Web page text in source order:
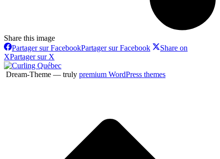
Share this image
Partager sur FacebookPartager sur Facebook
Share on
XPartager sur X
Dream-Theme — truly premium WordPress themes